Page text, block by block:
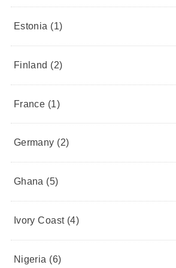
Estonia (1)
Finland (2)
France (1)
Germany (2)
Ghana (5)
Ivory Coast (4)
Nigeria (6)